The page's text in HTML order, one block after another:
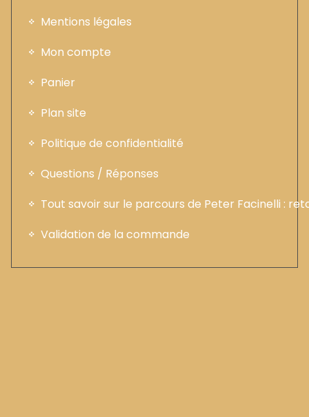
Mentions légales
Mon compte
Panier
Plan site
Politique de confidentialité
Questions / Réponses
Tout savoir sur le parcours de Peter Facinelli :
Validation de la commande